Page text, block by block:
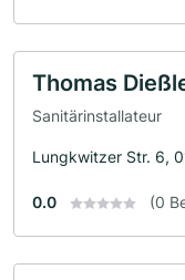
Thomas
Sanitärinstallateur
Lungkwitzer Str. 6,
0.0 (0